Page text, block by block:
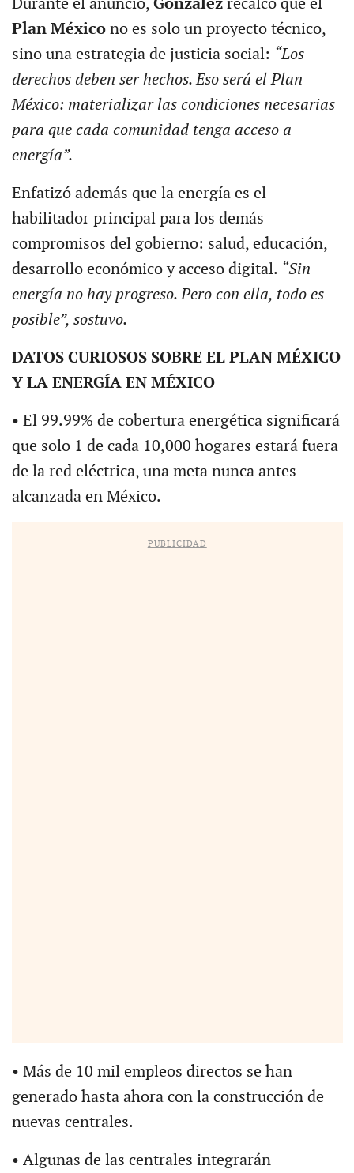
Durante el anuncio, González recalcó que el
Plan Méxicono es solo un proyecto técnico,
sino una estrategia de justicia social: “Los
derechos deben ser hechos. Eso será el Plan
México: materializar las condiciones necesarias
para que cada comunidad tenga acceso a
energía”.
Enfatizó además que la energía es el
habilitador principal para los demás
compromisos del gobierno: salud, educación,
desarrollo económico y acceso digital. “Sin
energía no hay progreso. Pero con ella, todo es
posible”, sostuvo.
DATOS CURIOSOS SOBRE EL PLAN MÉXICO
Y LA ENERGÍA EN MÉXICO
• El 99.99% de cobertura energética significará
que solo 1 de cada 10,000 hogares estará fuera
de la red eléctrica, una meta nunca antes
alcanzada en México.
PUBLICIDAD
• Más de 10 mil empleos directos se han
generado hasta ahora con la construcción de
nuevas centrales.
• Algunas de las centrales integrarán